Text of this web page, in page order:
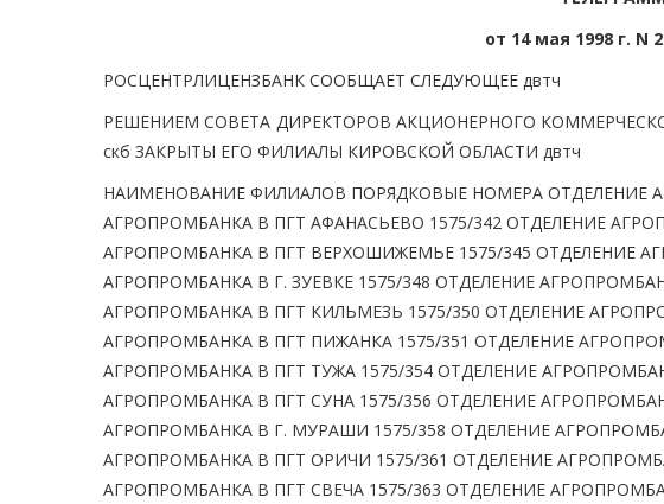
от 14 мая 1998 г. N
РОСЦЕНТРЛИЦЕНЗБАНК СООБЩАЕТ СЛЕДУЮЩЕЕ двтч
РЕШЕНИЕМ СОВЕТА ДИРЕКТОРОВ АКЦИОНЕРНОГО
скб ЗАКРЫТЫ ЕГО ФИЛИАЛЫ КИРОВСКОЙ ОБЛАСТИ двтч
НАИМЕНОВАНИЕ ФИЛИАЛОВ ПОРЯДКОВЫЕ НОМЕРА ОТДЕЛЕНИЕ
АГРОПРОМБАНКА В ПГТ АФАНАСЬЕВО 1575/342 ОТДЕЛЕНИЕ
АГРОПРОМБАНКА В ПГТ ВЕРХОШИЖЕМЬЕ 1575/345 ОТДЕЛЕНИЕ
АГРОПРОМБАНКА В Г. ЗУЕВКЕ 1575/348 ОТДЕЛЕНИЕ
АГРОПРОМБАНКА В ПГТ КИЛЬМЕЗЬ 1575/350 ОТДЕЛЕНИЕ
АГРОПРОМБАНКА В ПГТ ПИЖАНКА 1575/351 ОТДЕЛЕНИЕ
АГРОПРОМБАНКА В ПГТ ТУЖА 1575/354 ОТДЕЛЕНИЕ
АГРОПРОМБАНКА В ПГТ СУНА 1575/356 ОТДЕЛЕНИЕ
АГРОПРОМБАНКА В Г. МУРАШИ 1575/358 ОТДЕЛЕНИЕ
АГРОПРОМБАНКА В ПГТ ОРИЧИ 1575/361 ОТДЕЛЕНИЕ
АГРОПРОМБАНКА В ПГТ СВЕЧА 1575/363 ОТДЕЛЕНИЕ